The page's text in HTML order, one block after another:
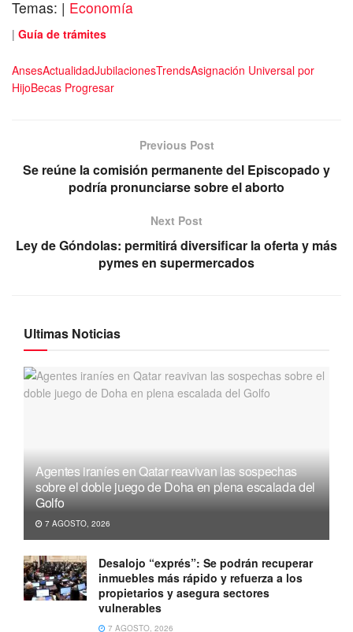
Temas: | Economía
| Guía de trámites
AnsesActualidadJubilacionesTrendsAsignación Universal por
HijoBecas Progresar
Previous Post
Se reúne la comisión permanente del Episcopado y
podría pronunciarse sobre el aborto
Next Post
Ley de Góndolas: permitirá diversificar la oferta y más
pymes en supermercados
Ultimas Noticias
Agentes iraníes en Qatar reavivan las sospechas
sobre el doble juego de Doha en plena escalada del
Golfo
7 AGOSTO, 2026
Desalojo “exprés”: Se podrán recuperar
inmuebles más rápido y refuerza a los
propietarios y asegura sectores
vulnerables
7 AGOSTO, 2026